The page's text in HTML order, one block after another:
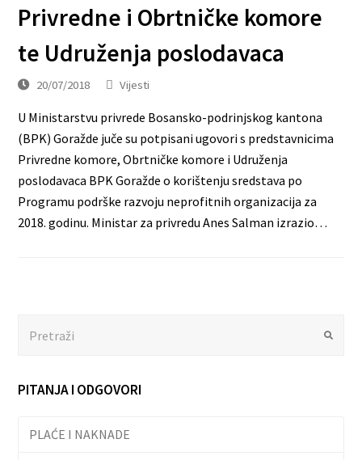
Privredne i Obrtničke komore
te Udruženja poslodavaca
20/07/2018 Vijesti
U Ministarstvu privrede Bosansko-podrinjskog kantona
(BPK) Goražde juče su potpisani ugovori s predstavnicima
Privredne komore, Obrtničke komore i Udruženja
poslodavaca BPK Goražde o korištenju sredstava po
Programu podrške razvoju neprofitnih organizacija za
2018. godinu. Ministar za privredu Anes Salman izrazio…
PITANJA I ODGOVORI
PLAĆE I NAKNADE